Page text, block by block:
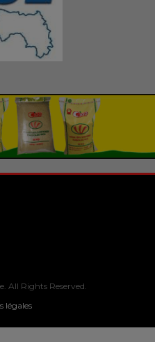
All Rights Reserved.
légales